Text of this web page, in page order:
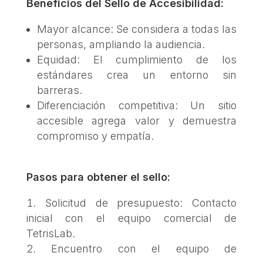
Beneficios del Sello de Accesibilidad:
Mayor alcance: Se considera a todas las
personas, ampliando la audiencia.
Equidad: El cumplimiento de los
estándares crea un entorno sin
barreras.
Diferenciación competitiva: Un sitio
accesible agrega valor y demuestra
compromiso y empatía.
Pasos para obtener el sello:
Solicitud de presupuesto: Contacto
inicial con el equipo comercial de
TetrisLab.
Encuentro con el equipo de